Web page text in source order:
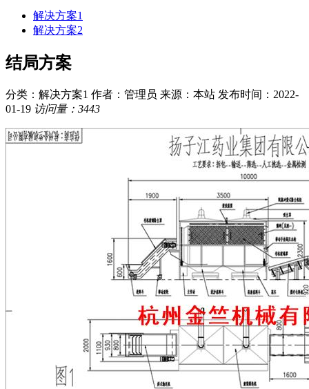
解决方案1
解决方案2
结局方案
分类：解决方案1 作者：管理员 来源：本站 发布时间：2022-
01-19 访问量：3443